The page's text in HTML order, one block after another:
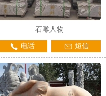
石雕人物
电话 短信